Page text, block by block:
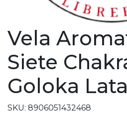
Vela
Siete
Goloka Lata
SKU: 8906051432468